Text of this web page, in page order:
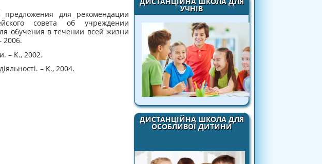
УЧНІВ
ДИСТАНЦІЙНА ШКОЛА ДЛЯ
ОСОБЛИВОЇ ДИТИНИ
для рекомендации
совета об учреждении
обучения в течении всей жизни
2006.
– К., 2002.
– К., 2004.